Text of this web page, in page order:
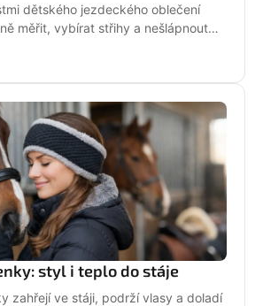
dětského jezdeckého oblečení
měřit, vybírat střihy a nešlápnout
styl i teplo do stáje
zahřejí ve stáji, podrží vlasy a doladí